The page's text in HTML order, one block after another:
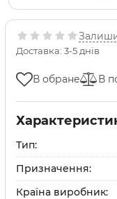
Доставка: 3-5 днів
В обране В
Тип:
Призначення:
Країна виробник: